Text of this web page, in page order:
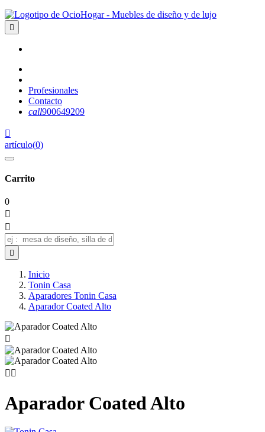

Profesionales
Contacto
call900649209

artículo(0)
Carrito
0



Inicio
Tonin Casa
Aparadores Tonin Casa
Aparador Coated Alto

 
Aparador Coated Alto